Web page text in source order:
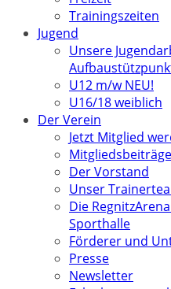
Trainingszeiten
Jugend
Unsere
U12 m/w NEU!
U16/18 weiblich
Der Verein
Jetzt Mitglied
Mitgliedsbeiträge
Der Vorstand
Unser
Die
Sporthalle
Förderer und
Presse
Newsletter